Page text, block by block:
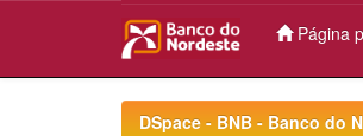
Página
DSpace - BNB - Banco do